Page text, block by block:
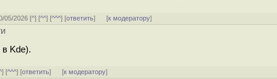
05/2026 [^] [^^] [^^^] [ответить] [к модератору]
Kde).
] [^^^] [ответить] [к модератору]